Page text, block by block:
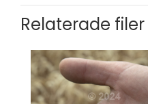
Relaterade filer